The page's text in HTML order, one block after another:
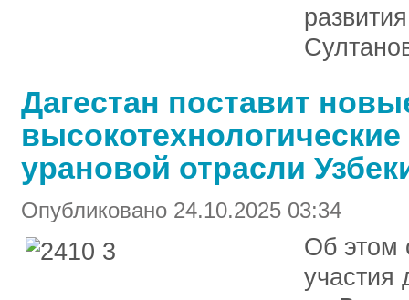
Дагестан поставит
урановой отрасли
Опубликовано 24.10.2025 03:34
Об этом
участия